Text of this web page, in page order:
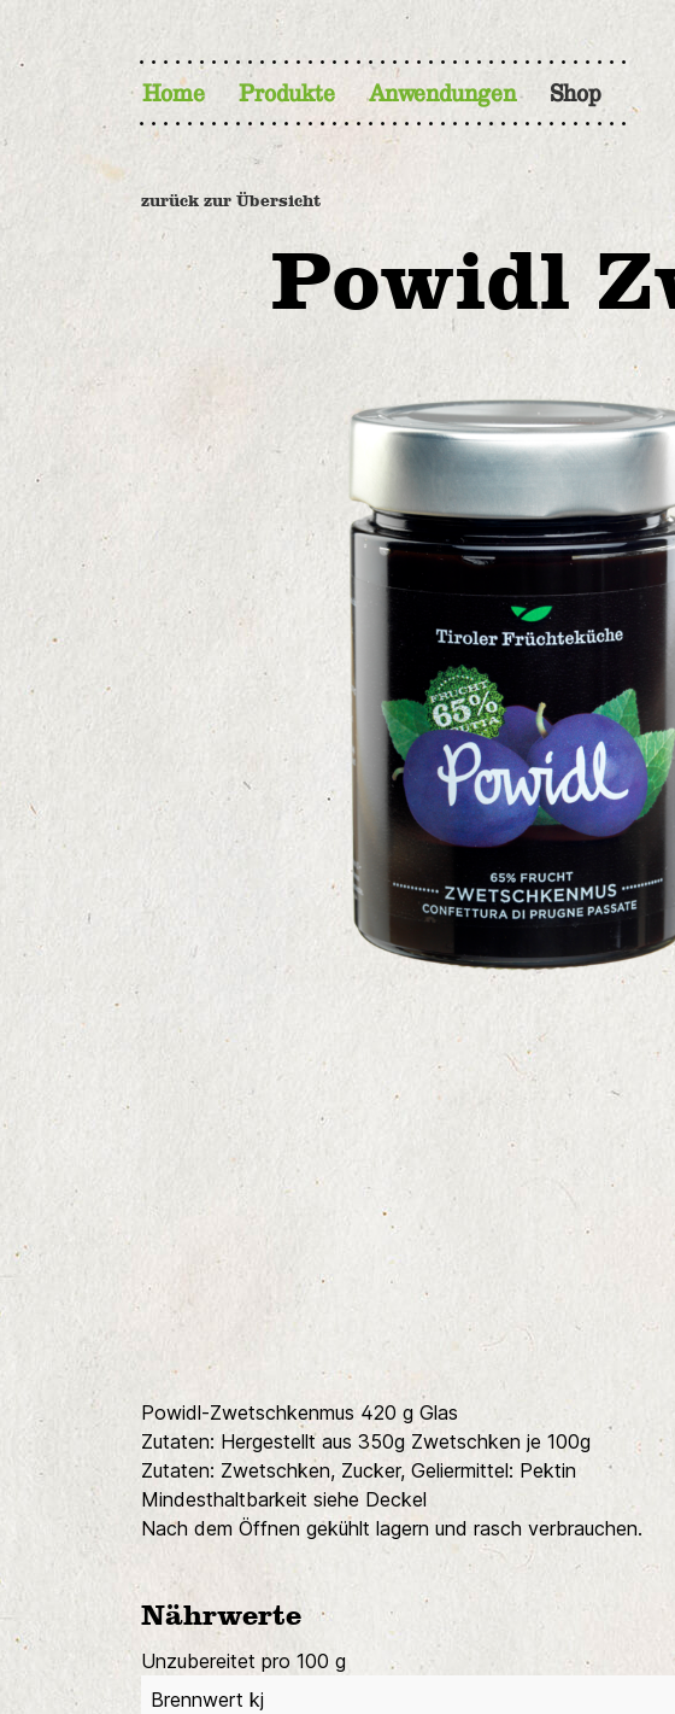
Home Produkte Anwendungen Shop
zurück zur Übersicht
Powidl
Powidl-Zwetschkenmus 420 g Glas
Zutaten: Hergestellt aus 350g Zwetschken je 100g
Zutaten: Zwetschken, Zucker, Geliermittel: Pektin
Mindesthaltbarkeit siehe Deckel
Nach dem Öffnen gekühlt lagern und rasch verbrauchen.
Nährwerte
Unzubereitet pro 100 g
Brennwert kj